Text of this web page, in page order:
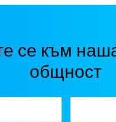
се към
общност